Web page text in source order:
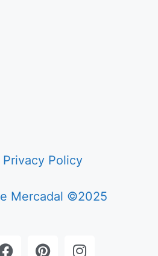
Privacy Policy
Mercadal ©2025